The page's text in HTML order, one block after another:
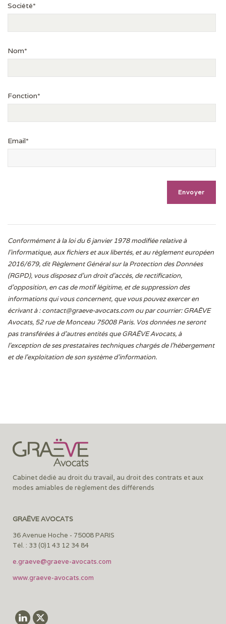
Société*
Nom*
Fonction*
Email*
Conformément à la loi du 6 janvier 1978 modifiée relative à
l'informatique, aux fichiers et aux libertés, et au règlement européen
2016/679, dit Règlement Général sur la Protection des Données
(RGPD), vous disposez d’un droit d’accès, de rectification,
d’opposition, en cas de motif légitime, et de suppression des
informations qui vous concernent, que vous pouvez exercer en
écrivant à :contact@graeve-avocats.com ou par courrier: GRAËVE
Avocats, 52 rue de Monceau 75008 Paris. Vos données ne seront
pas transférées à d’autres entités que GRAËVE Avocats, à
l’exception de ses prestataires techniques chargés de l’hébergement
et de l’exploitation de son système d’information.
Cabinet dédié au droit du travail, au droit des contrats et aux
modes amiables de règlement des différends
GRAËVE AVOCATS
36 Avenue Hoche - 75008 PARIS
Tél. : 33 (0)1 43 12 34 84
e.graeve@graeve-avocats.com
www.graeve-avocats.com